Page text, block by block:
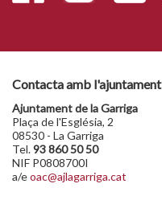
Contacta amb l'ajuntament
Ajuntament de la Garriga
Plaça de l'Església, 2
08530 - La Garriga
Tel.93 860 50 50
NIF P0808700I
a/eoac@ajlagarriga.cat